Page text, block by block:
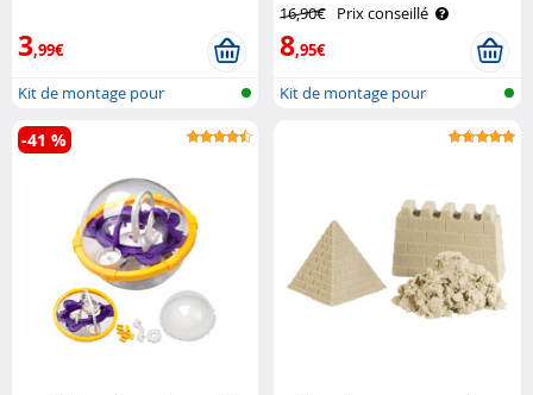
3,99€
Kit de montage pour
montagne russe ..
16,90€ Prix conseillé
8,95€
Kit de montage pour
-41 %